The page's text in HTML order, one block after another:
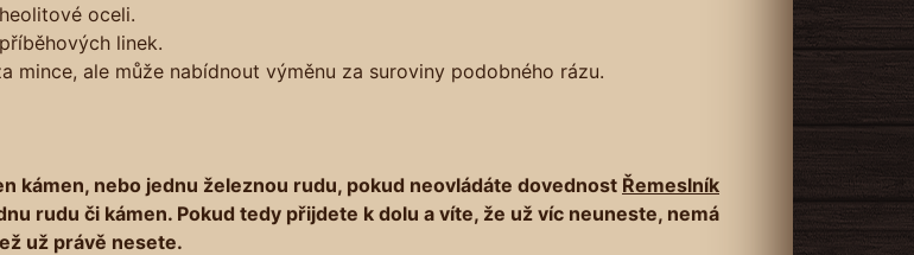
oceli.
linek.
mince, ale může nabídnout výměnu za suroviny podobného rázu.
kámen, nebo jednu železnou rudu, pokud neovládáte dovednost Řemeslník
rudu či kámen. Pokud tedy přijdete k dolu a víte, že už víc neuneste, nemá
už právě nesete.